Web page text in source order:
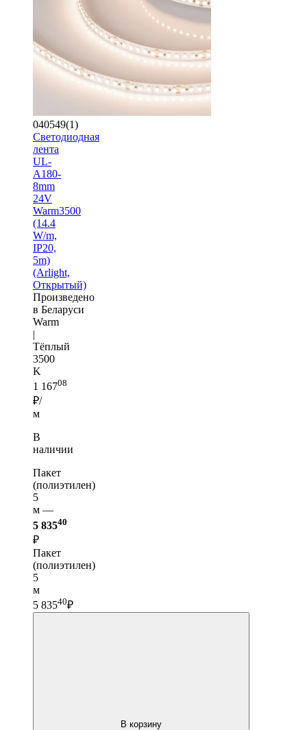
040549(1)
Светодиодная
лента
UL-
A180-
8mm
24V
Warm3500
(14.4
W/m,
IP20,
5m)
(Arlight,
Открытый)
Произведено
в Беларуси
Warm
|
Тёплый
3500
K
1 16708
₽/
м
В
наличии
Пакет
(полиэтилен)
5
м —
5 83540
₽
Пакет
(полиэтилен)
5
м
5 83540₽
В корзину